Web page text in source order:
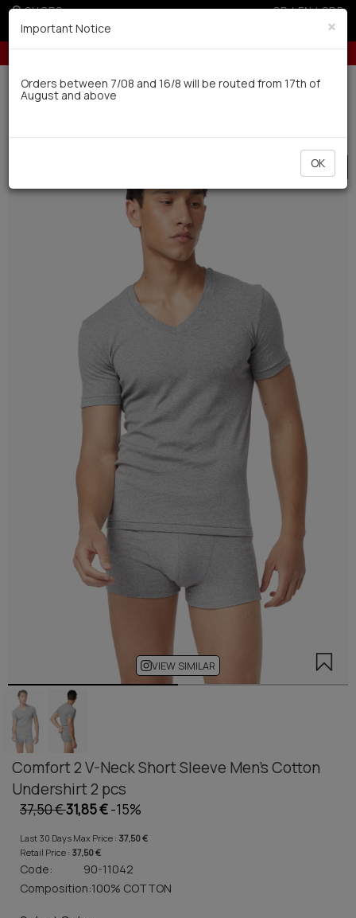
SHOPS GR|EN|SRB
with credit cards for orders over 50€ 10% off for orders
Delivery in 7-9 working days via UPS
SALE
VIEW SIMILAR
Comfort 2 V-Neck Short Sleeve Men's Cotton
Undershirt 2 pcs
37,50 €31,85 €-15%
Last 30 Days Max Price : 37,50 €
Retail Price : 37,50 €
Code:
90-11042
Composition:100% COTTON
×
Important Notice
Orders between 7/08 and 16/8 will be routed from 17th of
August and above
OK